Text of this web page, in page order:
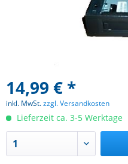
14,99 € *
inkl. MwSt.zzgl. Versandkosten
Lieferzeit ca. 3-5 Werktage